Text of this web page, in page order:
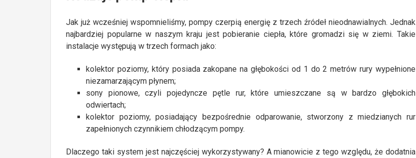
Jak już wcześniej wspomnieliśmy, pompy czerpią energię z trzech źródeł nieodnawialnych. Jednak
najbardziej popularne w naszym kraju jest pobieranie ciepła, które gromadzi się w ziemi. Takie
instalacje występują w trzech formach jako:
kolektor poziomy, który posiada zakopane na głębokości od 1 do 2 metrów rury wypełnione
niezamarzającym płynem;
sony pionowe, czyli pojedyncze pętle rur, które umieszczane są w bardzo głębokich
odwiertach;
kolektor poziomy, posiadający bezpośrednie odparowanie, stworzony z miedzianych rur
zapełnionych czynnikiem chłodzącym pompy.
Dlaczego taki system jest najczęściej wykorzystywany? A mianowicie z tego względu, że dodatnia